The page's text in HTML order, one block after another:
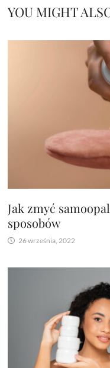
YOU MIGHT
Jak zmyć
sposobów
26 września, 2022